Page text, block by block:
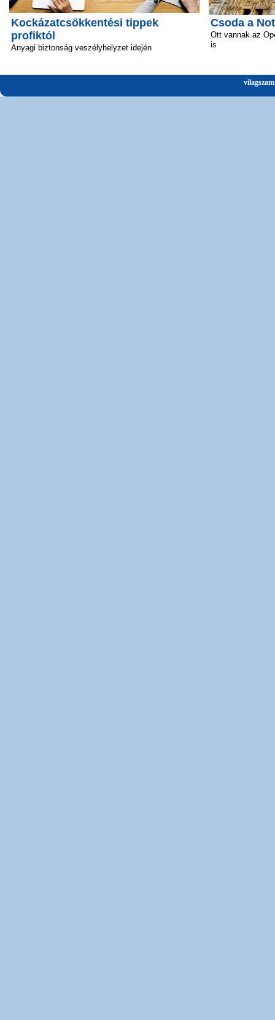
Kockázatcsökkentési tippek
profiktól
Anyagi biztonság veszélyhelyzet idején
Csoda a
Ott vannak az
is